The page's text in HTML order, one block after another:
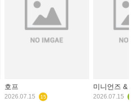
호프
2026.07.15 15
미니언즈 &
2026.07.15